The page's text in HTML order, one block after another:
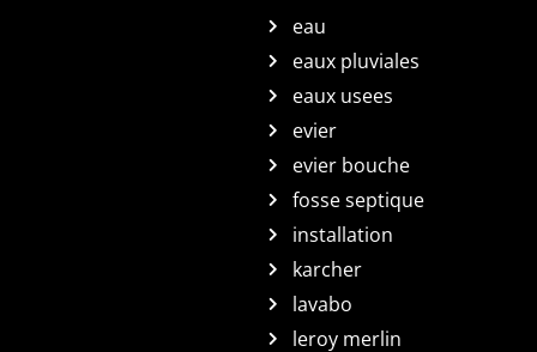
eau
eaux pluviales
eaux usees
evier
evier bouche
fosse septique
installation
karcher
lavabo
leroy merlin